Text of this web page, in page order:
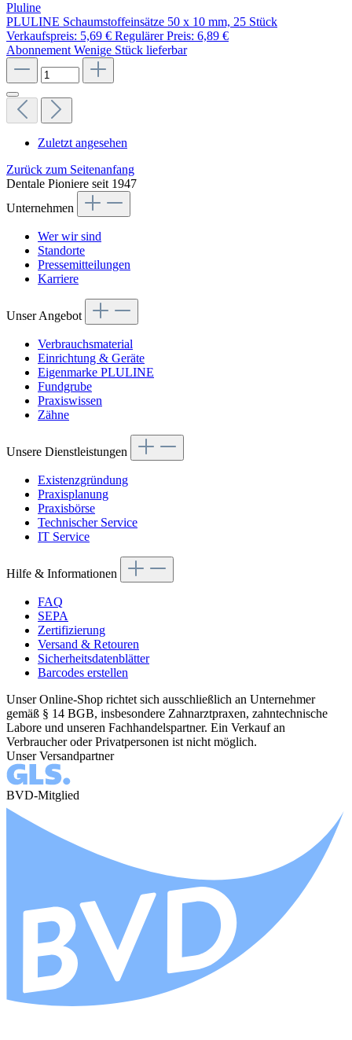
Pluline
PLULINE Schaumstoffeinsätze 50 x 10 mm, 25 Stück
Verkaufspreis: 5,69 € Regulärer Preis: 6,89 €
AbonnementWenige Stück lieferbar
Zuletzt angesehen
Zurück zum Seitenanfang
Dentale Pioniere seit 1947
Unternehmen
Wer wir sind
Standorte
Pressemitteilungen
Karriere
Unser Angebot
Verbrauchsmaterial
Einrichtung & Geräte
Eigenmarke PLULINE
Fundgrube
Praxiswissen
Zähne
Unsere Dienstleistungen
Existenzgründung
Praxisplanung
Praxisbörse
Technischer Service
IT Service
Hilfe & Informationen
FAQ
SEPA
Zertifizierung
Versand & Retouren
Sicherheitsdatenblätter
Barcodes erstellen
Unser Online-Shop richtet sich ausschließlich an Unternehmer
gemäß § 14 BGB, insbesondere Zahnarztpraxen, zahntechnische
Labore und unseren Fachhandelspartner. Ein Verkauf an
Verbraucher oder Privatpersonen ist nicht möglich.
Unser Versandpartner
BVD-Mitglied